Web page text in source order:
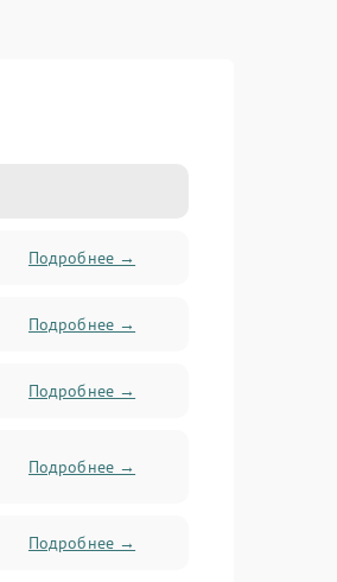
Подробнее →
Подробнее →
Подробнее →
Подробнее →
Подробнее →